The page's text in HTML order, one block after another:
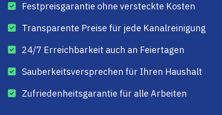
Festpreisgarantie ohne versteckte Kosten
Transparente Preise für jede Kanalreinigung
24/7 Erreichbarkeit auch an Feiertagen
Sauberkeitsversprechen für Ihren Haushalt
Zufriedenheitsgarantie für alle Arbeiten